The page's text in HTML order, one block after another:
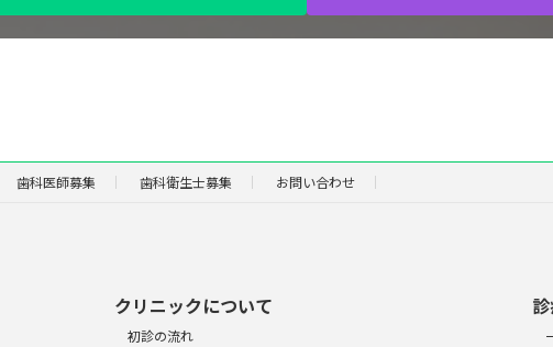
歯科医師募集 歯科衛生士募集 お問い合わせ
クリニックについて
初診の流れ